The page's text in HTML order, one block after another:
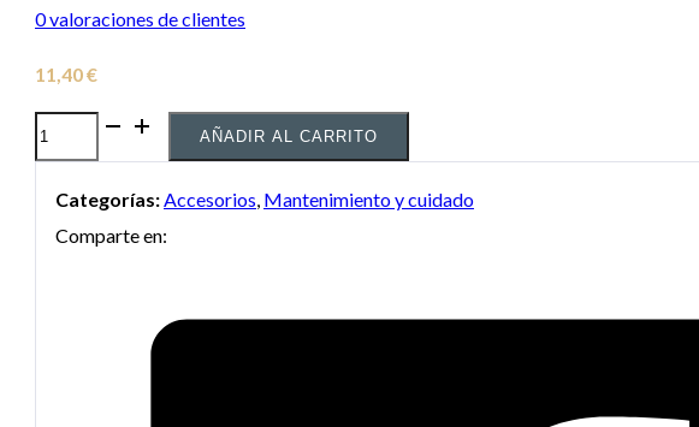
0valoraciones de clientes
11,40€
Set
de
corchos
Denis
AÑADIR AL CARRITO
Categorías: Accesorios Mantenimiento y cuidado
Comparte en: